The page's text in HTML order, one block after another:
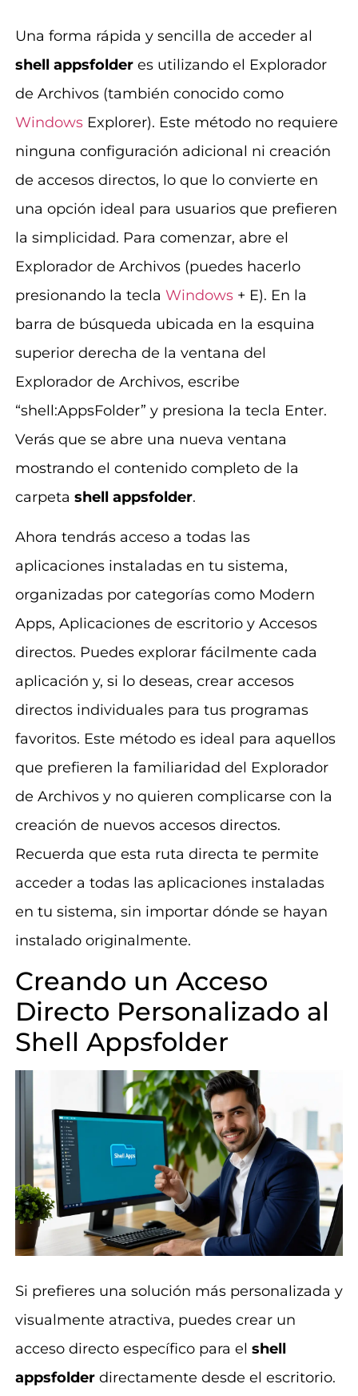
Una forma rápida y sencilla de acceder al
shell appsfolderes utilizando el Explorador
de Archivos (también conocido como
WindowsExplorer). Este método no requiere
ninguna configuración adicional ni creación
de accesos directos, lo que lo convierte en
una opción ideal para usuarios que prefieren
la simplicidad. Para comenzar, abre el
Explorador de Archivos (puedes hacerlo
presionando la tecla Windows+ E). En la
barra de búsqueda ubicada en la esquina
superior derecha de la ventana del
Explorador de Archivos, escribe
“shell:AppsFolder” y presiona la tecla Enter.
Verás que se abre una nueva ventana
mostrando el contenido completo de la
carpeta shell appsfolder.
Ahora tendrás acceso a todas las
aplicaciones instaladas en tu sistema,
organizadas por categorías como Modern
Apps, Aplicaciones de escritorio y Accesos
directos. Puedes explorar fácilmente cada
aplicación y, si lo deseas, crear accesos
directos individuales para tus programas
favoritos. Este método es ideal para aquellos
que prefieren la familiaridad del Explorador
de Archivos y no quieren complicarse con la
creación de nuevos accesos directos.
Recuerda que esta ruta directa te permite
acceder a todas las aplicaciones instaladas
en tu sistema, sin importar dónde se hayan
instalado originalmente.
Creando un Acceso
Directo Personalizado al
Shell Appsfolder
Si prefieres una solución más personalizada y
visualmente atractiva, puedes crear un
acceso directo específico para el shell
appsfolderdirectamente desde el escritorio.